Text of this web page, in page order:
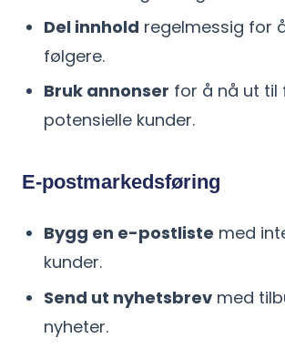
Del innhold regelmessig for
følgere.
Bruk annonser for å nå ut til
potensielle kunder.
E-postmarkedsføring
Bygg en e-postliste med
kunder.
Send ut nyhetsbrev med
nyheter.